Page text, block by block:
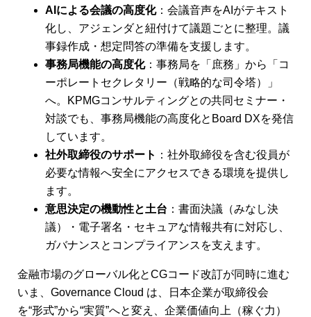
AIによる会議の高度化：会議音声をAIがテキスト
化し、アジェンダと紐付けて議題ごとに整理。議
事録作成・想定問答の準備を支援します。
事務局機能の高度化：事務局を「庶務」から「コ
ーポレートセクレタリー（戦略的な司令塔）」
へ。KPMGコンサルティングとの共同セミナー・
対談でも、事務局機能の高度化とBoard DXを発信
しています。
社外取締役のサポート ：社外取締役を含む役員が
必要な情報へ安全にアクセスできる環境を提供し
ます。
意思決定の機動性と土台 ：書面決議（みなし決
議）・電子署名・セキュアな情報共有に対応し、
ガバナンスとコンプライアンスを支えます。
金融市場のグローバル化とCGコード改訂が同時に進む
いま、Governance Cloud は、日本企業が取締役会
を“形式”から“実質”へと変え、企業価値向上（稼ぐ力）